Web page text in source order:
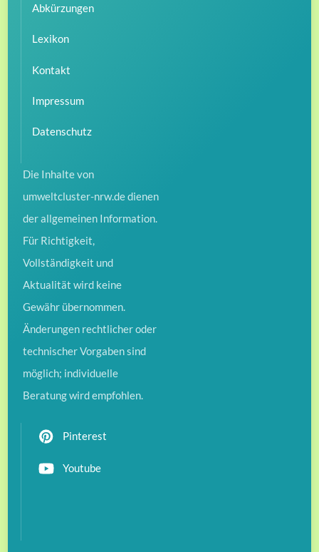
Abkürzungen
Lexikon
Kontakt
Impressum
Datenschutz
Die Inhalte von
umweltcluster-nrw.de dienen
der allgemeinen Information.
Für Richtigkeit,
Vollständigkeit und
Aktualität wird keine
Gewähr übernommen.
Änderungen rechtlicher oder
technischer Vorgaben sind
möglich; individuelle
Beratung wird empfohlen.
Pinterest
Youtube